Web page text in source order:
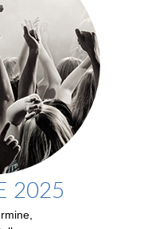
2025